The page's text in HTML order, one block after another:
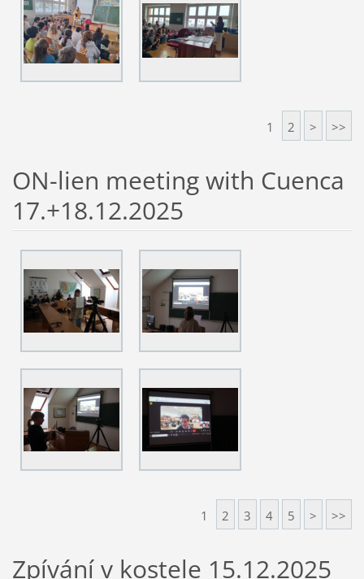
1 2 > >>
ON-lien meeting with Cuenca
17.+18.12.2025
1 2 3 4 5 > >>
Zpívání v kostele 15.12.2025